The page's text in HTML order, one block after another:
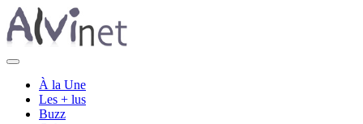
À la Une
Les + lus
Buzz